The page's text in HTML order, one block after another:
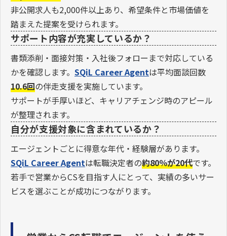
非公開求人も2,000件以上あり、希望条件と市場価値を
踏まえた提案を受けられます。
サポート内容が充実しているか？
書類添削・面接対策・入社後フォローまで対応している
かを確認します。 SQiL Career Agentは平均面談回数
10.6回の伴走支援を実施しています。
サポートが手厚いほど、キャリアチェンジ時のアピール
が整理されます。
自分が支援対象に含まれているか？
エージェントごとに得意な年代・経験層があります。
SQiL Career Agentは転職決定者の約80％が20代です。
若手で営業からCSを目指す人にとって、実績の多いサー
ビスを選ぶことが成功につながります。